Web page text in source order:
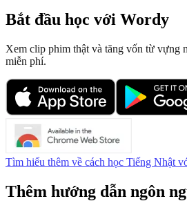
Bắt đầu học với Wordy
Xem clip phim thật và tăng vốn từ vựng
miễn phí.
Tìm hiểu thêm về cách học Tiếng Nhật
Thêm hướng dẫn ngôn